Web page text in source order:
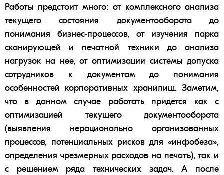
Работы предстоит много: от комплексного анализа
текущего состояния документооборота до
понимания бизнес-процессов, от изучения парка
сканирующей и печатной техники до анализа
нагрузок на нее, от оптимизации системы допуска
сотрудников к документам до понимания
особенностей корпоративных хранилищ. Заметим,
что в данном случае работать придется как с
оптимизацией текущего документооборота
(выявления нерационально организованных
процессов, потенциальных рисков для «инфобеза»,
определения чрезмерных расходов на печать), так и
с решением ряда технических задач. А после